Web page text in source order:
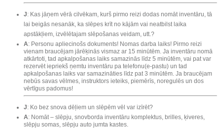
J: Kas jāņem vērā cilvēkam, kurš pirmo reizi dodas nomāt inventāru, tā
lai beigās nesanāk, ka slēpes krīt no kājām vai neatbilst laika
apstākļiem, izvēlētajam slēpošanas veidam, utt.?
A: Personu apliecinošs dokuments! Nomas darba laiks! Pirmo reizi
vienam braucējam jārēķinās vismaz ar 15 minūtēm. Ja inventāru nomā
atkārtoti, tad apkalpošanas laiks samazinās līdz 5 minūtēm, vai pat var
rezervēt iepriekš ņemtu inventāru pa telefonu(e-pastu) un tad
apkalpošanas laiks var samazināties līdz pat 3 minūtēm. Ja braucējam
nebūs savas vēlmes, instruktors ieteiks, piemērīs, noregulēs un dos
vērtīgus padomus!
J: Ko bez snova dēļiem un slēpēm vēl var izīrēt?
A: Nomāt – slēpju, snovborda inventāru komplektus, brilles, ķiveres,
slēpju somas, slēpju auto jumta kastes.